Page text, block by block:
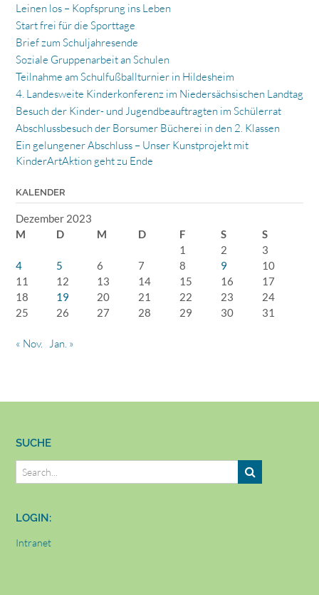
Leinen los – Kopfsprung ins Leben
Start frei für die Sporttage
Brief zum Schuljahresende
Soziale Gruppenarbeit an Schulen
Teilnahme am Schulfußballturnier in Hildesheim
4. Landesweite Kinderkonferenz im Niedersächsischen Landtag
Besuch der Kinder- und Jugendbeauftragten im Schülerrat
Abschlussbesuch der Borsumer Bücherei in den 2. Klassen
Ein gelungener Abschluss – Unser Kunstprojekt mit
KinderArtAktion geht zu Ende
KALENDER
Dezember 2023
M
D M D F S
S
1
2
3
4
5 6 7 8 9
10
11
12 13 14 15 16
17
18
19 20 21 22 23
24
25
26 27 28 29 30 31
« Nov. Jan. »
SUCHE
LOGIN:
Intranet